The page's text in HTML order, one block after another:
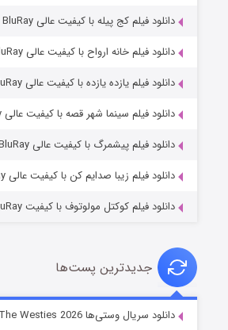
خاندان اژدها فصل ۳
دانلود فیلم کج‌ پیله با کیفیت عالی BluRay
دانلود فیلم خانه ارواح با کیفیت عالی BluRay
دانلود فیلم یازده یازده با کیفیت عالی BluRay
دانلود فیلم سینما شهر قصه با کیفیت عالی BluRay
دانلود فیلم پیشمرگ با کیفیت عالی BluRay
دانلود فیلم زیبا صدایم کن با کیفیت عالی BluRay
دانلود فیلم کوکتل مولوتوف با کیفیت BluRay
جدیدترین پست‌ها
دانلود سریال وستی‌ها The Westies 2026